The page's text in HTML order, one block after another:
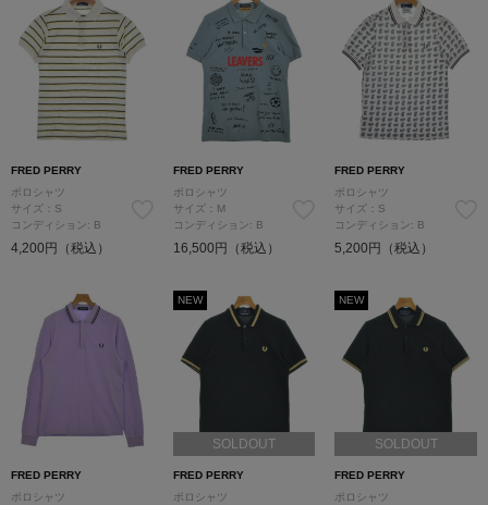
FRED PERRY
ポロシャツ
サイズ：S
コンディション: B
4,200円（税込）
FRED PERRY
ポロシャツ
サイズ：M
コンディション: B
16,500円（税込）
FRED PERRY
ポロシャツ
サイズ：S
コンディション: B
5,200円（税込）
FRED PERRY
ポロシャツ
NEW
SOLDOUT
FRED PERRY
ポロシャツ
NEW
SOLDOUT
FRED PERRY
ポロシャツ